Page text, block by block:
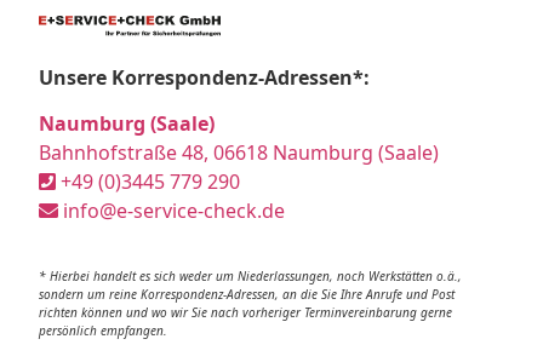
Unsere Korrespondenz-Adressen*:
Naumburg (Saale)
Bahnhofstraße 48, 06618 Naumburg (Saale)
+49 (0)3445 779 290
info@e-service-check.de
* Hierbei handelt es sich weder um Niederlassungen, noch Werkstätten o.ä.,
sondern um reine Korrespondenz-Adressen, an die Sie Ihre Anrufe und Post
richten können und wo wir Sie nach vorheriger Terminvereinbarung gerne
persönlich empfangen.